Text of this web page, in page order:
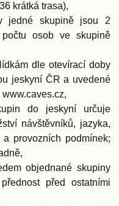
krátká trasa),
jedné skupině jsou 2
osob ve skupině
dle otevírací doby
jeskyní ČR a uvedené
do jeskyní určuje
návštěvníků, jazyka,
provozních podmínek;
objednané skupiny
před ostatními